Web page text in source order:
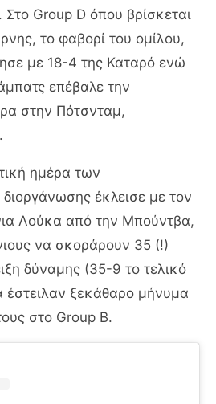
Στο Group D όπου βρίσκεται
το φαβορί του ομίλου,
με 18-4 της Καταρό ενώ
επέβαλε την
στην Πότσνταμ,
ημέρα των
έκλεισε με τον
Λούκα από την Μπούντβα,
να σκοράρουν 35 (!)
δύναμης (35-9 το τελικό
έστειλαν ξεκάθαρο μήνυμα
στο Group B.